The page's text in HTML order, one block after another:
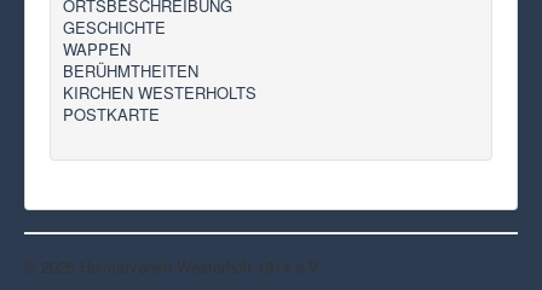
ORTSBESCHREIBUNG
GESCHICHTE
WAPPEN
BERÜHMTHEITEN
KIRCHEN WESTERHOLTS
POSTKARTE
© 2026 Heimatverein Westerholt 1914 e.V.